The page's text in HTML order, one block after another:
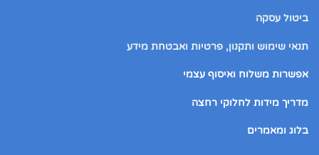
ביטול עסקה
תנאי שימוש ותקנון, פרטיות ואבטחת מידע
אפשרות משלוח ואיסוף עצמי
מדריך מידות לחלוקי רחצה
בלוג ומאמרים